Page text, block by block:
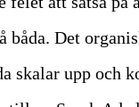
båda. Det
skalar upp och